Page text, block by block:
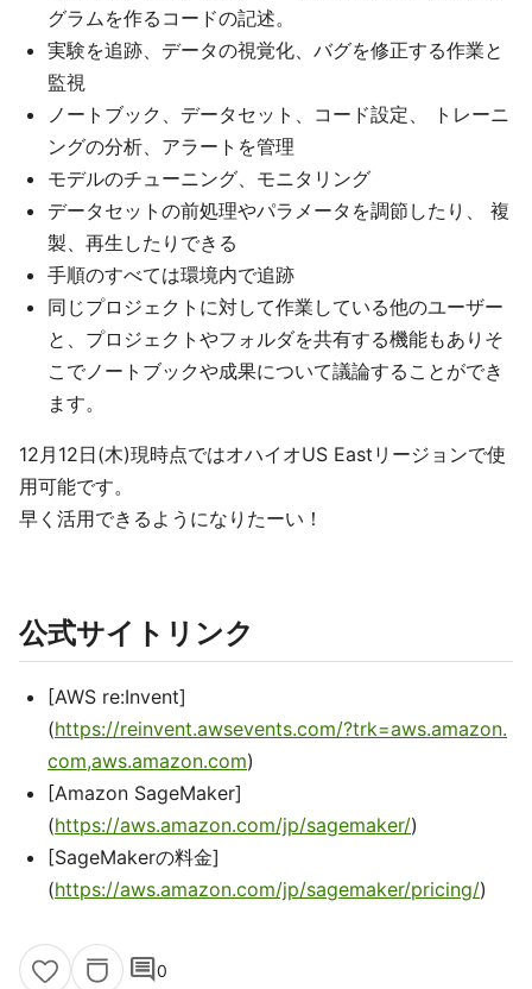
グラムを作るコードの記述。
実験を追跡、データの視覚化、バグを修正する作業と
監視
ノートブック、データセット、コード設定、 トレーニ
ングの分析、アラートを管理
モデルのチューニング、モニタリング
データセットの前処理やパラメータを調節したり、 複
製、再生したりできる
手順のすべては環境内で追跡
同じプロジェクトに対して作業している他のユーザー
と、プロジェクトやフォルダを共有する機能もありそ
こでノートブックや成果について議論することができ
ます。
12月12日(木)現時点ではオハイオUS Eastリージョンで使
用可能です。
早く活用できるようになりたーい！
公式サイトリンク
[AWS re:Invent]
(https://reinvent.awsevents.com/?trk=aws.amazon.
com,aws.amazon.com)
[Amazon SageMaker]
(https://aws.amazon.com/jp/sagemaker/)
[SageMakerの料金]
(https://aws.amazon.com/jp/sagemaker/pricing/)
comment0